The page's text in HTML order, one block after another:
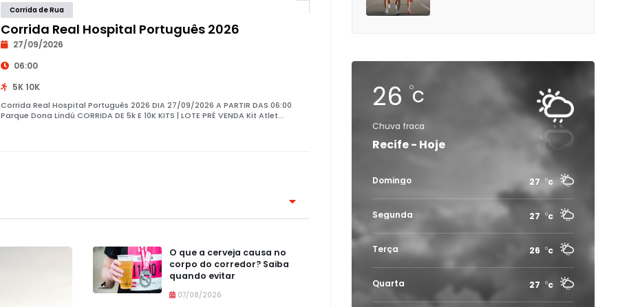
Corrida de Rua
Corrida Real Hospital Português 2026
27/09/2026
06:00
5K 10K
Corrida Real Hospital Português 2026 DIA 27/09/2026 A PARTIR DAS 06:00
Parque Dona Lindú CORRIDA DE 5k E 10K KITS | LOTE PRÉ VENDA Kit Atlet...
O que a cerveja causa no
corpo do corredor? Saiba
quando evitar
07/08/2026
26c
Chuva fraca
Recife - Hoje
Domingo 27 c
Segunda 27 c
Terça 26 c
Quarta 27 c